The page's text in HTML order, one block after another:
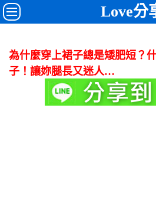
Love分
為什麼穿上裙子總是矮肥短？
子！讓妳腿長又迷人…